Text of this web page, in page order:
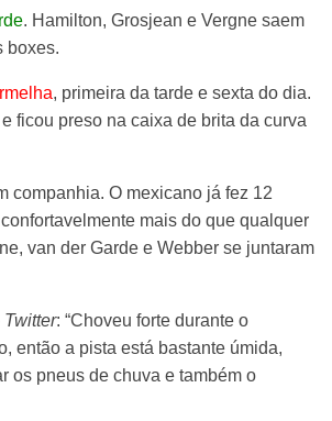
. Hamilton, Grosjean e Vergne saem
boxes.
, primeira da tarde e sexta do dia.
ficou preso na caixa de brita da curva
companhia. O mexicano já fez 12
mais do que qualquer
van der Garde e Webber se juntaram
Twitter: “Choveu forte durante o
então a pista está bastante úmida,
os pneus de chuva e também o